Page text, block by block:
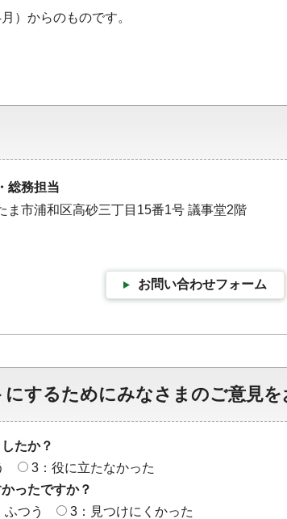
）からのものです。
総務担当
ま市浦和区高砂三丁目15番1号 議事堂2階
お問い合わせフォーム
するためにみなさまのご意見
たか？
3：役に立たなかった
ったですか？
ふつう 3：見つけにくかった